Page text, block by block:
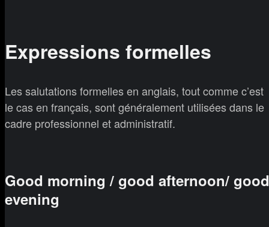
Expressions formelles
Les salutations formelles en anglais, tout comme c’est
le cas en français, sont généralement utilisées dans le
cadre professionnel et administratif.
Good morning / good afternoon/ good
evening